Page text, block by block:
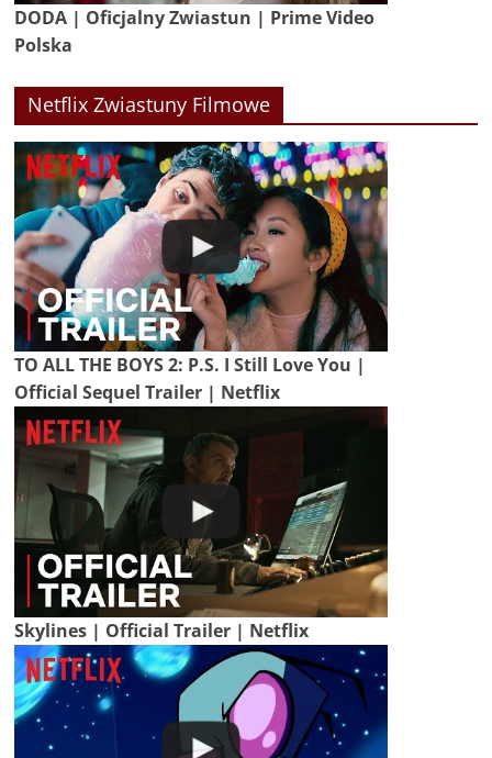
DODA | Oficjalny Zwiastun | Prime Video
Polska
Netflix Zwiastuny Filmowe
TO ALL THE BOYS 2: P.S. I Still Love You |
Official Sequel Trailer | Netflix
Skylines | Official Trailer | Netflix